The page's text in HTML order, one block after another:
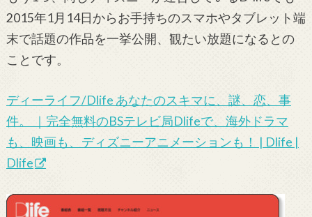
2015年1月14日からお手持ちのスマホやタブレット端
末で話題の作品を一挙公開、観たい放題になるとの
ことです。
ディーライフ/Dlife あなたのスキマに、謎、恋、事
件。 ｜完全無料のBSテレビ局Dlifeで、海外ドラマ
も、映画も、ディズニーアニメーションも！ | Dlife |
Dlife